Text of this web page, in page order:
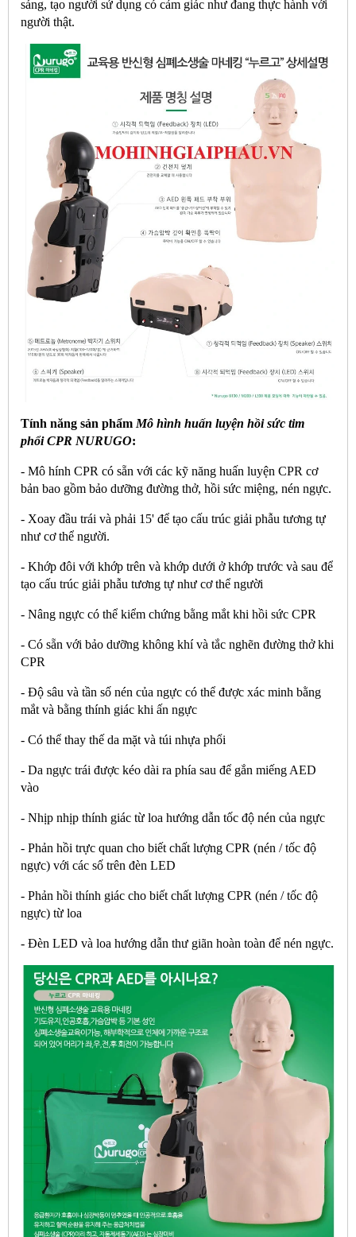
sáng, tạo người sử dụng có cảm giác như đang thực hành với
người thật.
Tính năng sản phẩm Mô hình huấn luyện hồi sức tim
phổiCPR NURUGO:
- Mô hính CPR có sẵn với các kỹ năng huấn luyện CPR cơ
bản bao gồm bảo dưỡng đường thở, hồi sức miệng, nén ngực.
- Xoay đầu trái và phải 15' để tạo cấu trúc giải phẫu tương tự
như cơ thể người.
- Khớp đôi với khớp trên và khớp dưới ở khớp trước và sau để
tạo cấu trúc giải phẫu tương tự như cơ thể người
- Nâng ngực có thể kiểm chứng bằng mắt khi hồi sức CPR
- Có sẵn với bảo dưỡng không khí và tắc nghẽn đường thở khi
CPR
- Độ sâu và tần số nén của ngực có thể được xác minh bằng
mắt và bằng thính giác khi ấn ngực
- Có thể thay thế da mặt và túi nhựa phổi
- Da ngực trái được kéo dài ra phía sau để gắn miếng AED
vào
- Nhịp nhịp thính giác từ loa hướng dẫn tốc độ nén của ngực
- Phản hồi trực quan cho biết chất lượng CPR (nén / tốc độ
ngực) với các số trên đèn LED
- Phản hồi thính giác cho biết chất lượng CPR (nén / tốc độ
ngực) từ loa
- Đèn LED và loa hướng dẫn thư giãn hoàn toàn để nén ngực.